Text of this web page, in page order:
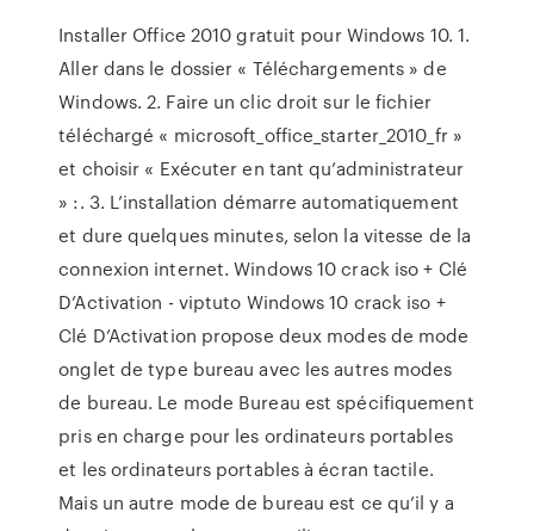
Installer Office 2010 gratuit pour Windows 10. 1.
Aller dans le dossier « Téléchargements » de
Windows. 2. Faire un clic droit sur le fichier
téléchargé « microsoft_office_starter_2010_fr »
et choisir « Exécuter en tant qu’administrateur
» :. 3. L’installation démarre automatiquement
et dure quelques minutes, selon la vitesse de la
connexion internet. Windows 10 crack iso + Clé
D’Activation - viptuto Windows 10 crack iso +
Clé D’Activation propose deux modes de mode
onglet de type bureau avec les autres modes
de bureau. Le mode Bureau est spécifiquement
pris en charge pour les ordinateurs portables
et les ordinateurs portables à écran tactile.
Mais un autre mode de bureau est ce qu’il y a